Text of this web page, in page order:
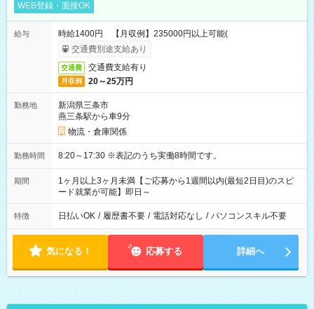
WEB登録・面接OK
給与
時給1400円 【月収例】235000円以上可能(
交通費別途支給あり
交通費 交通費支給有り
月収例 20～25万円
勤務地
新潟県三条市
燕三条駅から車9分
物流・倉庫関係
勤務時間 8:20～17:30 ※表記のうち実働8時間です。
期間
1ヶ月以上3ヶ月未満【ご応募から1週間以内(最短2日目)のスピ
ード就業が可能】即日～
特徴 日払いOK / 履歴書不要 / 電話対応なし / パソコンスキル不要
気になる！ 応募する 詳細へ